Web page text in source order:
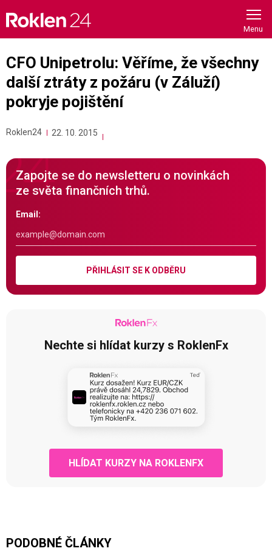
content
CFO Unipetrolu: Věříme, že všechny
další ztráty z požáru (v Záluží)
pokryje pojištění
Roklen24 22. 10. 2015
Zapojte se do newsletteru o novinkách
ze světa finančních trhů.
Email:
PŘIHLÁSIT SE K ODBĚRU
Nechte si hlídat kurzy s RoklenFx
HLÍDAT KURZY NA ROKLENFX
PODOBNÉ ČLÁNKY